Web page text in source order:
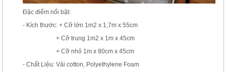
Đặc điểm nổi bật:
- Kích thước: + Cỡ lớn 1m2 x 1,7m x 55cm
+ Cỡ trung 1m2 x 1m x 45cm
+ Cỡ nhỏ 1m x 80cm x 45cm
- Chất Liệu: Vải cotton, Polyethylene Foam